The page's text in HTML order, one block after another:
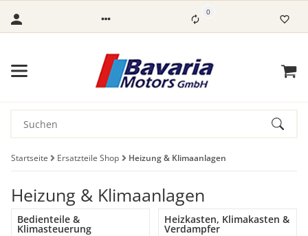
0
Startseite Ersatzteile Shop Heizung & Klimaanlagen
Heizung & Klimaanlagen
Bedienteile &
Klimasteuerung
Heizkasten, Klimakasten &
Verdampfer